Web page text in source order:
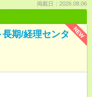
掲載日：2026.08.06
NEW
長期/経理センタ